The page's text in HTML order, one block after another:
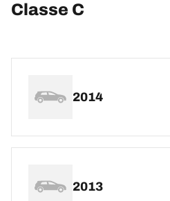
Classe C
2014
2013